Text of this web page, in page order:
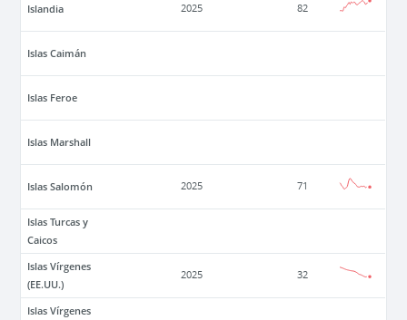
Islandia 2025 82
Islas Caimán
Islas Feroe
Islas Marshall
Islas Salomón 2025 71
Islas Turcas y
Caicos
Islas Vírgenes
(EE.UU.)
2025 32
Islas Vírgenes